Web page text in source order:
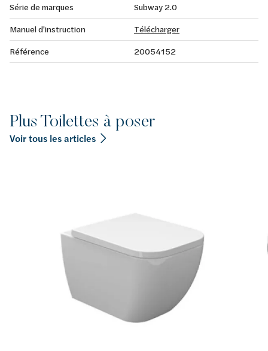
Série de marques
Subway 2.0
Manuel d'instruction
Télécharger
Référence
20054152
Plus Toilettes à poser
Voir tous les articles